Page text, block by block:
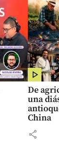
De
una
China
share